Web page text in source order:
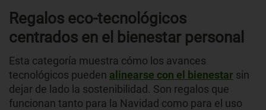
Regalos eco-tecnológicos
centrados en el bienestar personal
Esta categoría muestra cómo los avances
tecnológicos pueden alinearse con el bienestar sin
dejar de lado la sostenibilidad. Son regalos que
funcionan tanto para la Navidad como para el uso